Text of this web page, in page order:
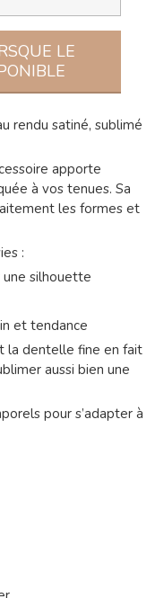
LE
rendu satiné, sublimé
apporte
à vos tenues. Sa
les formes et
:
silhouette
et tendance
la dentelle fine en fait
aussi bien une
pour s’adapter à